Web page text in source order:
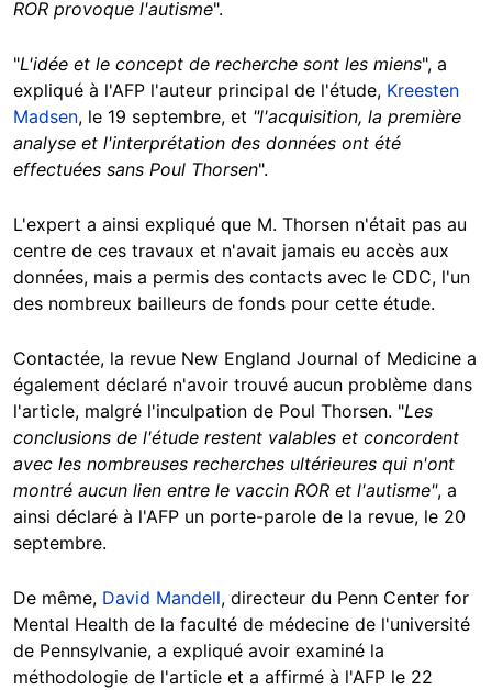
ROR provoque l'autisme".
"L'idée et le concept de recherche sont les miens", a
expliqué à l'AFP l'auteur principal de l'étude, Kreesten
Madsen, le 19 septembre, et "l'acquisition, la première
analyse et l'interprétation des données ont été
effectuées sans Poul Thorsen".
L'expert a ainsi expliqué que M. Thorsen n'était pas au
centre de ces travaux et n'avait jamais eu accès aux
données, mais a permis des contacts avec le CDC, l'un
des nombreux bailleurs de fonds pour cette étude.
Contactée, la revue New England Journal of Medicine a
également déclaré n'avoir trouvé aucun problème dans
l'article, malgré l'inculpation de Poul Thorsen. "Les
conclusions de l'étude restent valables et concordent
avec les nombreuses recherches ultérieures qui n'ont
montré aucun lien entre le vaccin ROR et l'autisme", a
ainsi déclaré à l'AFP un porte-parole de la revue, le 20
septembre.
De même, David Mandell, directeur du Penn Center for
Mental Health de la faculté de médecine de l'université
de Pennsylvanie, a expliqué avoir examiné la
méthodologie de l'article et a affirmé à l'AFP le 22